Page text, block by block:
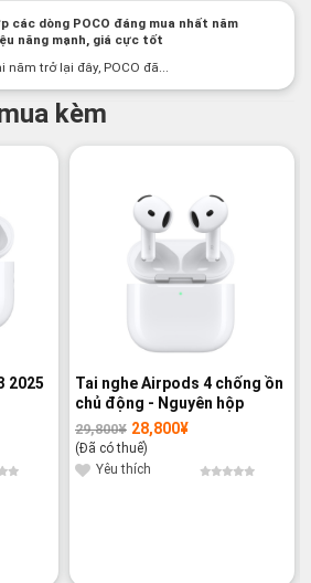
các dòng POCO đáng mua nhất năm
năng mạnh, giá cực tốt
năm trở lại đây, POCO đã...
kèm
2025
Tai nghe Airpods 4 chống ồn
chủ động - Nguyên hộp
29,800¥
Giá
gốc
là:
29,800¥.
28,800¥
Giá
hiện
tại
là:
28,800¥.
(Đã có thuế)
Yêu thích